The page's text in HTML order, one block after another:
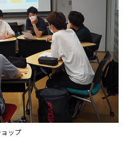
ップ